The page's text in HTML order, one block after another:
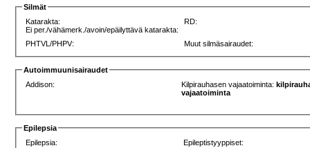
Silmät
Katarakta:
Ei per./vähämerk./avoin/epäilyttävä katarakta:
RD:
PHTVL/PHPV: Muut silmäsairaudet:
Autoimmuunisairaudet
Addison:
Kilpirauhasen vajaatoiminta:
vajaatoiminta
Epilepsia
Epilepsia:
Epileptistyyppiset: